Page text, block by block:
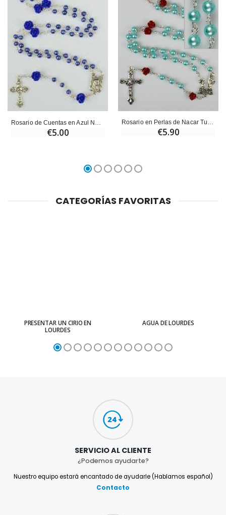
€5.00 €5.90
CATEGORÍAS FAVORITAS
PRESENTAR UN CIRIO EN
LOURDES
AGUA DE LOURDES
SERVICIO AL CLIENTE
¿Podemos ayudarte?
Nuestro equipo estará encantado de ayudarle (Hablamos español)
Contacto